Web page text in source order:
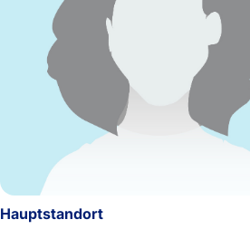
Hauptstandort